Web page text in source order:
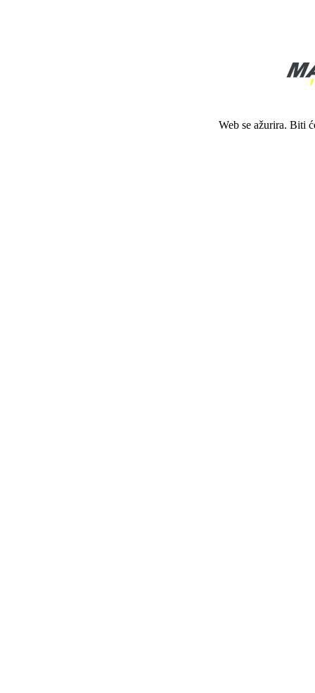
Web se ažurira. Biti